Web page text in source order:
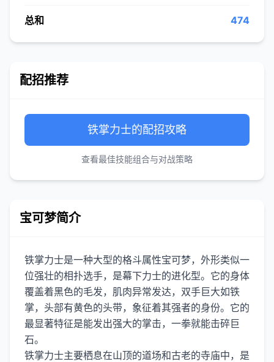
总和 474
配招推荐
铁掌力士的配招攻略
查看最佳技能组合与对战策略
宝可梦简介
铁掌力士是一种大型的格斗属性宝可梦，外形类似一
位强壮的相扑选手，是幕下力士的进化型。它的身体
覆盖着黑色的毛发，肌肉异常发达，双手巨大如铁
掌，头部有黄色的头带，象征着其强者的身份。它的
最显著特征是能发出强大的掌击，一拳就能击碎巨
石。
铁掌力士主要栖息在山顶的道场和古老的寺庙中，是